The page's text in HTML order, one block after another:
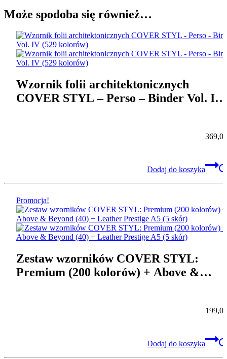
Może spodoba się również…
Wzornik folii architektonicznych
COVER STYL – Perso – Binder Vol. IV
Dodaj do koszyka
Promocja!
Zestaw wzorników COVER STYL:
Premium (200 kolorów) + Above &
Dodaj do koszyka